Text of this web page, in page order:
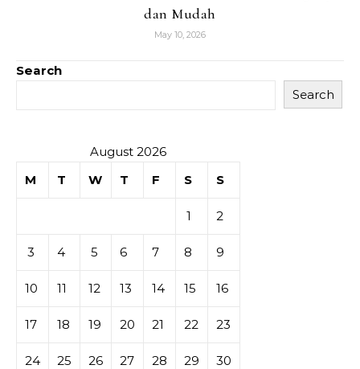
dan Mudah
May 10, 2026
Search
Search
August 2026
M
T W T F S S
1 2
3 4 5 6 7 8 9
10 11 12 13 14 15 16
17 18 19 20 21 22 23
24 25 26 27 28 29 30